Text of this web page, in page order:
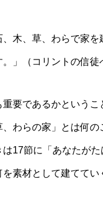
、木、草、わらで家
」（コリントの信
要であるかという
わらの家」とは何
17節に「あなたが
素材として建てて